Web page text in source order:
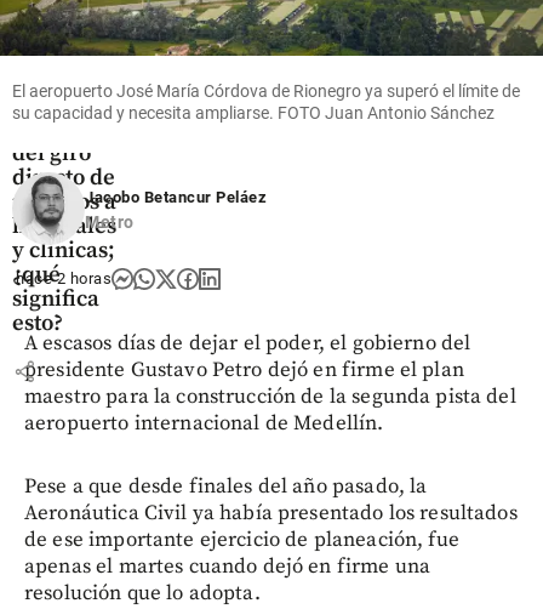
Salud
Gobierno
aumentó
a 90 % el
mínimo
del giro
directo de
recursos a
hospitales
y clínicas;
¿qué
significa
esto?
share
El aeropuerto José María Córdova de Rionegro ya superó el límite de
su capacidad y necesita ampliarse. FOTO Juan Antonio Sánchez
Jacobo Betancur Peláez
Metro
hace 2 horas
A escasos días de dejar el poder, el gobierno del
presidente Gustavo Petro dejó en firme el plan
maestro para la construcción de la segunda pista del
aeropuerto internacional de Medellín.
Pese a que desde finales del año pasado, la
Aeronáutica Civil ya había presentado los resultados
de ese importante ejercicio de planeación, fue
apenas el martes cuando dejó en firme una
resolución que lo adopta.